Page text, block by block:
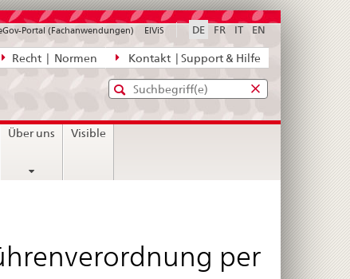
Recht | Normen Kontakt | Support & Hilfe
DE FR IT EN
Portal (Fachanwendungen) ElViS
Standard-
Suche
Eingabefenster
diefür
Über uns Visible
per